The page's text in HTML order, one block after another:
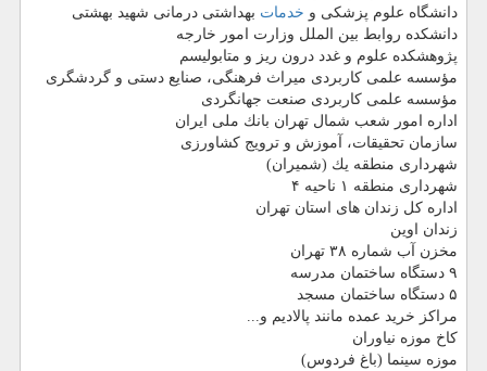
دانشگاه علوم پزشكی و خدمات بهداشتی درمانی شهید بهشتی
دانشكده روابط بین الملل وزارت امور خارجه
پژوهشكده علوم و غدد درون ریز و متابولیسم
مؤسسه علمی كاربردی میراث فرهنگی، صنایع دستی و گردشگری
مؤسسه علمی كاربردی صنعت جهانگردی
اداره امور شعب شمال تهران بانك ملی ایران
سازمان تحقیقات، آموزش و ترویج كشاورزی
شهرداری منطقه یك (شمیران)
شهرداری منطقه ۱ ناحیه ۴
اداره كل زندان های استان تهران
زندان اوین
مخزن آب شماره ۳۸ تهران
۹ دستگاه ساختمان مدرسه
۵ دستگاه ساختمان مسجد
مراكز خرید عمده مانند پالادیم و...
كاخ موزه نیاوران
موزه سینما (باغ فردوس)